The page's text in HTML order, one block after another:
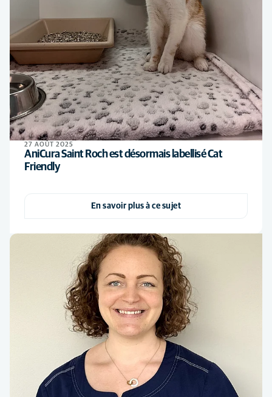
27 AOÛT 2025
AniCura Saint Roch est désormais labellisé Cat
Friendly
En savoir plus à ce sujet